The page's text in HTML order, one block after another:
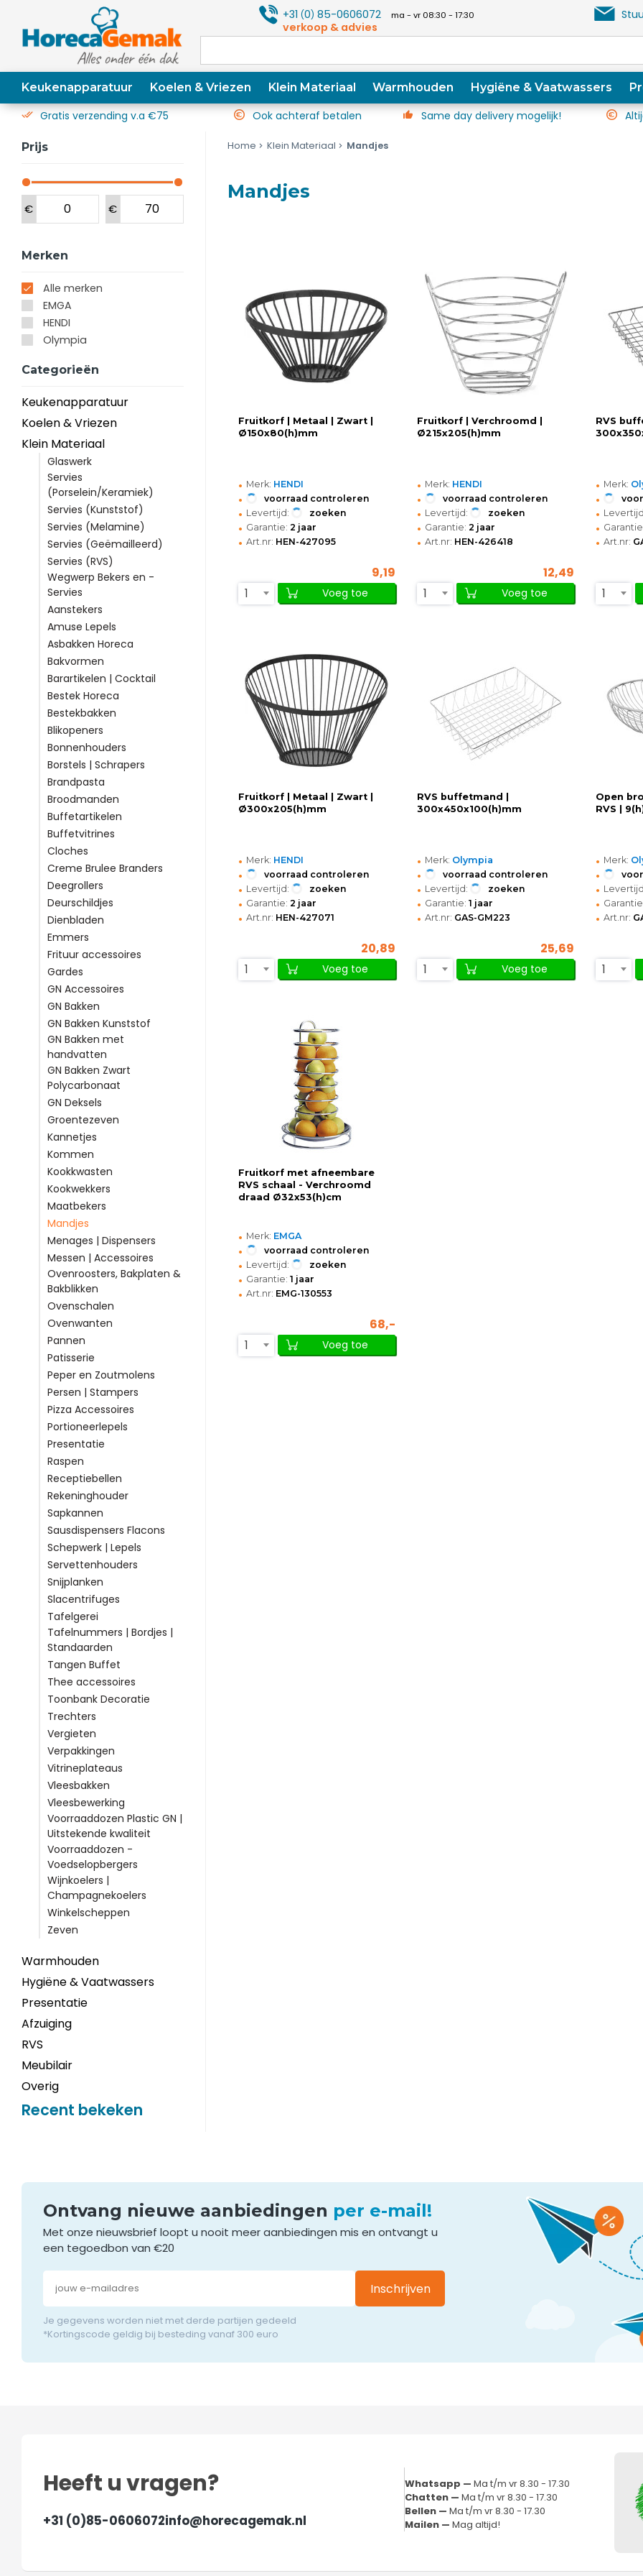
+31(0) 85-0606072 ma - vr 08:30 - 17:30
verkoop & advies
Keukenapparatuur Koelen & Vriezen Klein Materiaal Warmhouden Hygiëne & Vaatwassers
Gratis verzending v.a €75 Ook achteraf betalen Same day delivery mogelijk!
Prijs
€ €
Merken
Alle merken
EMGA
HENDI
Olympia
Categorieën
Keukenapparatuur
Koelen & Vriezen
Klein Materiaal
Glaswerk
Servies
(Porselein/Keramiek)
Servies (Kunststof)
Servies (Melamine)
Servies (Geëmailleerd)
Servies (RVS)
Wegwerp Bekers en -
Servies
Aanstekers
Amuse Lepels
Asbakken Horeca
Bakvormen
Barartikelen | Cocktail
Bestek Horeca
Bestekbakken
Blikopeners
Bonnenhouders
Borstels | Schrapers
Brandpasta
Broodmanden
Buffetartikelen
Buffetvitrines
Cloches
Creme Brulee Branders
Deegrollers
Deurschildjes
Dienbladen
Emmers
Frituur accessoires
Gardes
GN Accessoires
GN Bakken
GN Bakken Kunststof
GN Bakken met
handvatten
GN Bakken Zwart
Polycarbonaat
GN Deksels
Groentezeven
Kannetjes
Kommen
Kookkwasten
Kookwekkers
Maatbekers
Mandjes
Menages | Dispensers
Messen | Accessoires
Ovenroosters, Bakplaten &
Bakblikken
Ovenschalen
Ovenwanten
Pannen
Patisserie
Peper en Zoutmolens
Persen | Stampers
Pizza Accessoires
Portioneerlepels
Presentatie
Raspen
Receptiebellen
Rekeninghouder
Sapkannen
Sausdispensers Flacons
Schepwerk | Lepels
Servettenhouders
Snijplanken
Slacentrifuges
Tafelgerei
Tafelnummers | Bordjes |
Standaarden
Tangen Buffet
Thee accessoires
Toonbank Decoratie
Trechters
Vergieten
Verpakkingen
Vitrineplateaus
Vleesbakken
Vleesbewerking
Voorraaddozen Plastic GN |
Uitstekende kwaliteit
Voorraaddozen -
Voedselopbergers
Wijnkoelers |
Champagnekoelers
Winkelscheppen
Zeven
Warmhouden
Hygiëne & Vaatwassers
Presentatie
Afzuiging
RVS
Meubilair
Overig
Recent bekeken
Home Klein Materiaal Mandjes
Mandjes
Fruitkorf | Metaal | Zwart |
Ø150x80(h)mm
• Merk: HENDI
• voorraad controleren
• Levertijd: zoeken
• Garantie: 2 jaar
• Art.nr: HEN-427095
9,19
1
Voeg toe
Fruitkorf | Verchroomd |
Ø215x205(h)mm
• Merk: HENDI
• voorraad controleren
• Levertijd: zoeken
• Garantie: 2 jaar
• Art.nr: HEN-426418
12,49
1
Voeg toe
RVS
• Merk:
•
•
•
• Art.nr:
1
Fruitkorf | Metaal | Zwart |
Ø300x205(h)mm
• Merk: HENDI
• voorraad controleren
• Levertijd: zoeken
• Garantie: 2 jaar
• Art.nr: HEN-427071
20,89
1
Voeg toe
RVS buffetmand |
300x450x100(h)mm
• Merk: Olympia
• voorraad controleren
• Levertijd: zoeken
• Garantie: 1 jaar
• Art.nr: GAS-GM223
25,69
1
Voeg toe
Open
RVS |
• Merk:
•
•
•
• Art.nr:
1
Fruitkorf met afneembare
RVS schaal - Verchroomd
draad Ø32x53(h)cm
• Merk: EMGA
• voorraad controleren
• Levertijd: zoeken
• Garantie: 1 jaar
• Art.nr: EMG-130553
68,-
1
Voeg toe
Ontvang nieuwe aanbiedingen per e-mail!
Met onze nieuwsbrief loopt u nooit meer aanbiedingen mis en ontvangt u
een tegoedbon van €20
Inschrijven
Je gegevens worden niet met derde partijen gedeeld
*Kortingscode geldig bij besteding vanaf 300 euro
Heeft u vragen?
+31 (0)85-0606072info@horecagemak.nl
Whatsapp —Ma t/m vr 8.30 - 17.30
Chatten —Ma t/m vr 8.30 - 17.30
Bellen —Ma t/m vr 8.30 - 17.30
Mailen —Mag altijd!